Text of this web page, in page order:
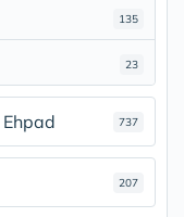
135
23
737
207